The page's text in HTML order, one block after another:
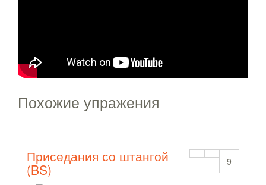
Похожие упражения
9
Приседания со штангой
(BS)